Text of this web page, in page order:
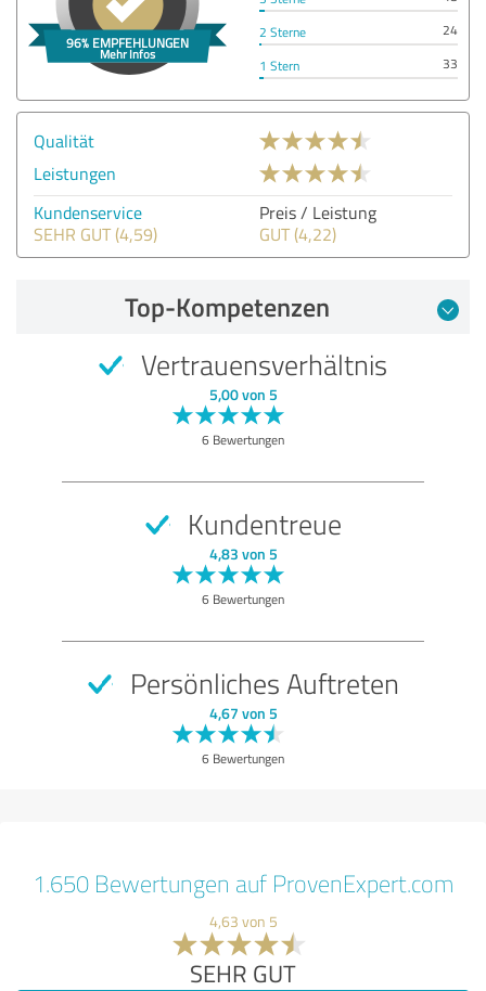
2 Sterne
24
1 Stern
33
Qualität
Leistungen
Kundenservice
SEHR GUT (4,59)
Preis / Leistung
GUT (4,22)
Top-Kompetenzen
Vertrauensverhältnis
5,00 von 5
6 Bewertungen
Kundentreue
4,83 von 5
6 Bewertungen
Persönliches Auftreten
4,67 von 5
6 Bewertungen
1.650 Bewertungen auf ProvenExpert.com
4,63 von 5
SEHR GUT